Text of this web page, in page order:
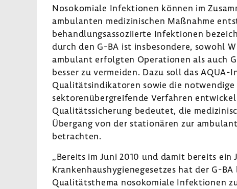
Nosokomiale Infektionen können im
ambulanten medizinischen Maßnahme
behandlungsassoziierte Infektionen
durch den G-BA ist insbesondere, sowohl
ambulant erfolgten Operationen als auch
besser zu vermeiden. Dazu soll das
Qualitätsindikatoren sowie die
sektorenübergreifende Verfahren
Qualitätssicherung bedeutet, die
Übergang von der stationären zur
betrachten.
„Bereits im Juni 2010 und damit bereits
Krankenhaushygienegesetzes hat der G-
Qualitätsthema nosokomiale Infektionen